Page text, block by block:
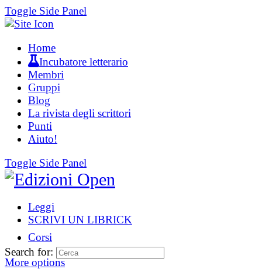
Toggle Side Panel
Home
Incubatore letterario
Membri
Gruppi
Blog
La rivista degli scrittori
Punti
Aiuto!
Toggle Side Panel
Leggi
SCRIVI UN LIBRICK
Corsi
More options
Search for: